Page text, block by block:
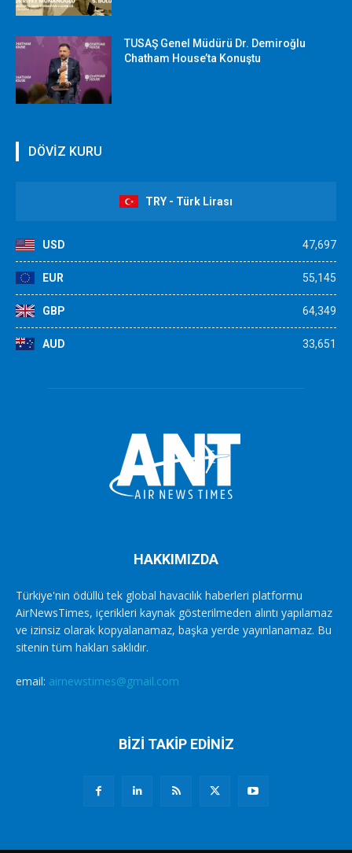
TUSAŞ Genel Müdürü Dr. Demiroğlu
Chatham House’ta Konuştu
DÖVİZ KURU
TRY - Türk Lirası
USD 47,697
EUR 55,145
GBP 64,349
AUD 33,651
HAKKIMIZDA
Türkiye'nin ödüllü tek global havacılık haberleri platformu
AirNewsTimes, içerikleri kaynak gösterilmeden alıntı yapılamaz
ve izinsiz olarak kopyalanamaz, başka yerde yayınlanamaz. Bu
sitenin tüm hakları saklıdır.
email: airnewstimes@gmail.com
BİZİ TAKİP EDİNİZ